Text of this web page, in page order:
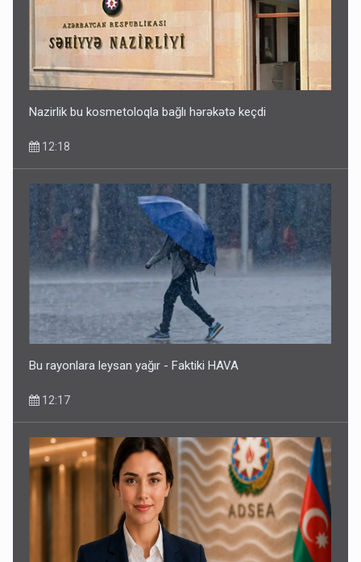
Nazirlik bu kosmetoloqla bağlı hərəkətə keçdi
12:18
Bu rayonlara leysan yağır - Faktiki HAVA
12:17